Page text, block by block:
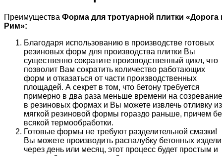
Преимущества Форма для тротуарной плитки «Дорога
Рим»:
Благодаря использованию в производстве готовых
резиновых форм для производства плитки Вы
существенно сократите производственный цикл, что
позволит Вам сократить количество работающих
форм и отказаться от части производственных
площадей. А секрет в том, что бетону требуется
примерно в два раза меньше времени на созревание
в резиновых формах и Вы можете извлечь отливку из
мягкой резиновой формы гораздо раньше, причем
всякой термообработки.
Готовые формы не требуют разделительной смазки!
Вы можете производить распалубку бетонных
через день или месяц, этот процесс будет простым и